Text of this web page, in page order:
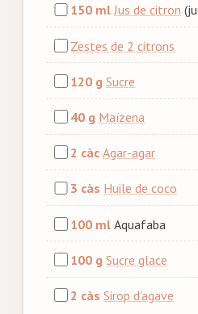
150 ml Jus de citron
Zestes de 2 citrons
120 g Sucre
40 g Maïzena
2 càc Agar-agar
3 càs Huile de coco
100 ml Aquafaba
100 g Sucre glace
2 càs Sirop d'agave